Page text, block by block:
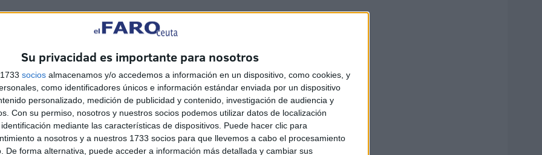
Su privacidad es importante para nosotros
socios almacenamos y/o accedemos a información en un dispositivo, como cookies, y
como identificadores únicos e información estándar enviada por un dispositivo
personalizado, medición de publicidad y contenido, investigación de audiencia y
Con su permiso, nosotros y nuestros socios podemos utilizar datos de localización
mediante las características de dispositivos. Puede hacer clic para
a nosotros y a nuestros 1733 socios para que llevemos a cabo el procesamiento
De forma alternativa, puede acceder a información más detallada y cambiar sus
que crean cuentas utilizando identidades de
documentación falsa y distribuyen fondos
para dificultar la trazabilidad. Lo que buscan es
legítimos aprovechando el elevado